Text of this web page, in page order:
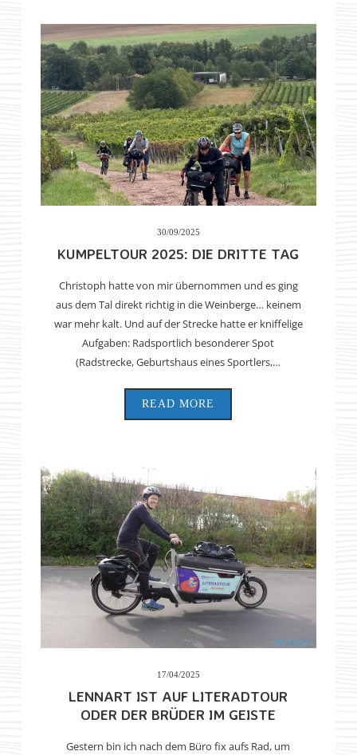
30/09/2025
KUMPELTOUR 2025: DIE DRITTE TAG
Christoph hatte von mir übernommen und es ging
aus dem Tal direkt richtig in die Weinberge… keinem
war mehr kalt. Und auf der Strecke hatte er kniffelige
Aufgaben: Radsportlich besonderer Spot
(Radstrecke, Geburtshaus eines Sportlers,…
READ MORE
17/04/2025
LENNART IST AUF LITERADTOUR
ODER DER BRÜDER IM GEISTE
Gestern bin ich nach dem Büro fix aufs Rad, um